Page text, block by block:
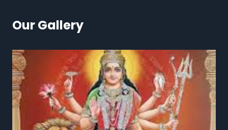
Our Gallery